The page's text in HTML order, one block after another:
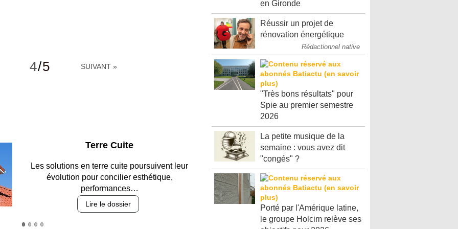
4/5 SUIVANT »
Parking et garages
Entre circulation, sécurisation des accès, durabilité
des revêtements et intégration…
Lire le dossier
en Gironde
Réussir un projet de
rénovation énergétique
Rédactionnel native
"Très bons résultats" pour
Spie au premier semestre
2026
La petite musique de la
semaine : vous avez dit
"congés" ?
Porté par l'Amérique latine,
le groupe Holcim relève ses